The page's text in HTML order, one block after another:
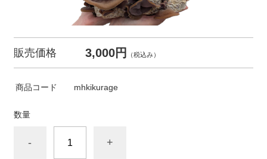
販売価格 3,000円 （税込み）
商品コード mhkikurage
数量
- +